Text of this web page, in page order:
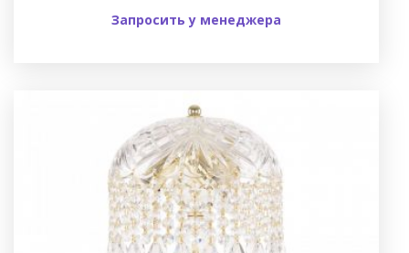
Запросить у менеджера